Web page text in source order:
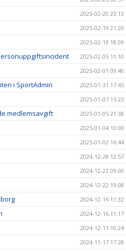
2025-02-20 23:13
2025-02-19 21:20
2025-02-19 18:09
2025-02-05 11:10
2025-02-01 09:40
i SportAdmin 2025-01-31 17:45
2025-01-07 15:23
medlemsavgift 2025-01-05 21:38
2025-01-04 10:00
2025-01-02 16:44
2024-12-28 12:57
2024-12-23 09:00
2024-12-22 19:08
2024-12-16 11:32
2024-12-16 11:17
2024-12-11 10:24
2024-11-17 17:28